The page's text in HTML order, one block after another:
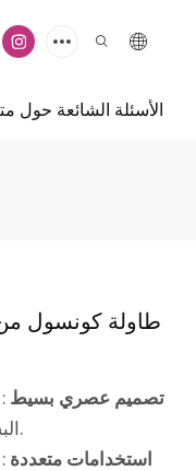
الأسئلة الشائعة حول
طاولة كونسول
تصميم عصري بسيط
البسيطة، مما يجعله مناسبًا بسلاسة للديكورات الداخلية المعاصرة والبسيطة والفاخرة.
استخدامات متعددة